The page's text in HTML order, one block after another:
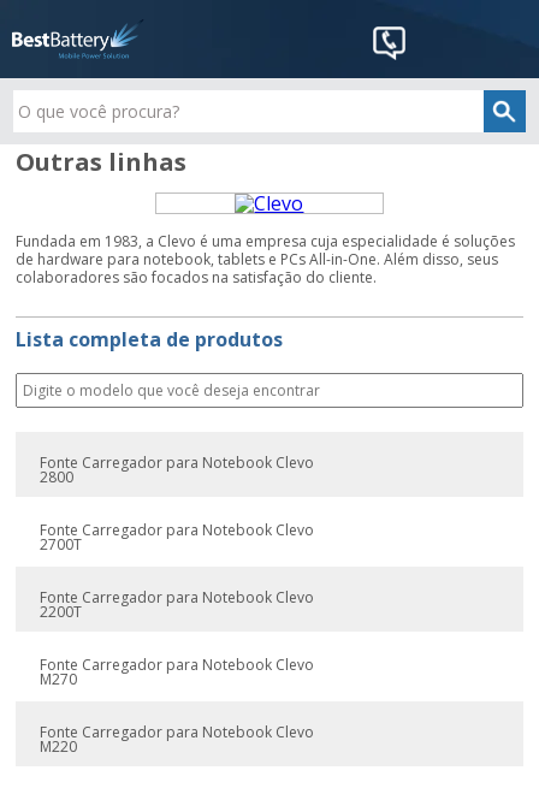
Outras linhas
Fundada em 1983, a Clevo é uma empresa cuja especialidade é soluções
de hardware para notebook, tablets e PCs All-in-One. Além disso, seus
colaboradores são focados na satisfação do cliente.
Lista completa de produtos
Fonte Carregador para Notebook Clevo
2800
Fonte Carregador para Notebook Clevo
2700T
Fonte Carregador para Notebook Clevo
2200T
Fonte Carregador para Notebook Clevo
M270
Fonte Carregador para Notebook Clevo
M220